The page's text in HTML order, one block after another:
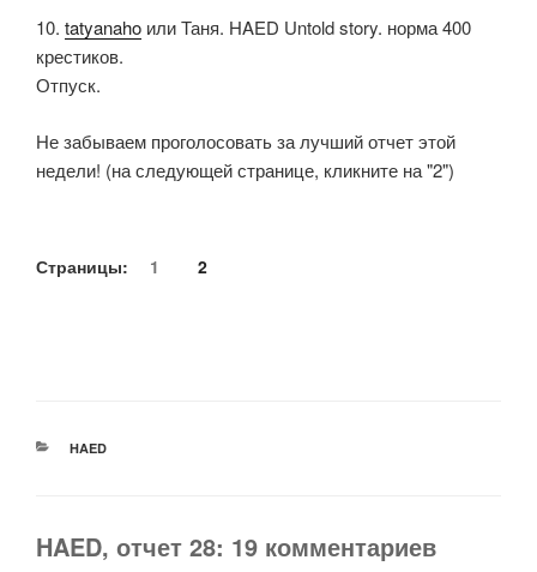
10. tatyanaho или Таня. HAED Untold story. норма 400
крестиков.
Отпуск.
Не забываем проголосовать за лучший отчет этой
недели! (на следующей странице, кликните на "2")
Страницы: 1 2
РУБРИКИ
HAED
HAED, отчет 28: 19 комментариев